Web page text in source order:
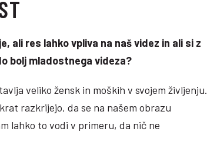
ali res lahko vpliva na naš videz in ali si z
bolj mladostnega videza?
veliko žensk in moških v svojem življenju.
razkrijejo, da se na našem obrazu
lahko to vodi v primeru, da nič ne